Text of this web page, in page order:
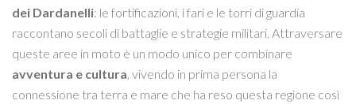
dei Dardanelli: le fortificazioni, i fari e le torri di guardia
raccontano secoli di battaglie e strategie militari. Attraversare
queste aree in moto è un modo unico per combinare
avventura e cultura, vivendo in prima persona la
connessione tra terra e mare che ha reso questa regione così